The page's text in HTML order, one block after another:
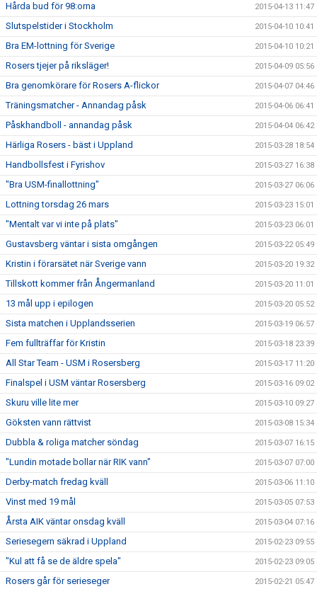
Hårda bud för 98:orna 2015-04-13 11:47
Slutspelstider i Stockholm 2015-04-10 10:41
Bra EM-lottning för Sverige 2015-04-10 10:21
Rosers tjejer på riksläger! 2015-04-09 05:56
Bra genomkörare för Rosers A-flickor 2015-04-07 04:46
Träningsmatcher - Annandag påsk 2015-04-06 06:41
Påskhandboll - annandag påsk 2015-04-04 06:42
Härliga Rosers - bäst i Uppland 2015-03-28 18:54
Handbollsfest i Fyrishov 2015-03-27 16:38
"Bra USM-finallottning" 2015-03-27 06:06
Lottning torsdag 26 mars 2015-03-23 15:01
"Mentalt var vi inte på plats" 2015-03-23 06:01
Gustavsberg väntar i sista omgången 2015-03-22 05:49
Kristin i förarsätet när Sverige vann 2015-03-20 19:32
Tillskott kommer från Ångermanland 2015-03-20 11:01
13 mål upp i epilogen 2015-03-20 05:52
Sista matchen i Upplandsserien 2015-03-19 06:57
Fem fullträffar för Kristin 2015-03-18 23:39
All Star Team - USM i Rosersberg 2015-03-17 11:20
Finalspel i USM väntar Rosersberg 2015-03-16 09:02
Skuru ville lite mer 2015-03-10 09:27
Göksten vann rättvist 2015-03-08 15:34
Dubbla & roliga matcher söndag 2015-03-07 16:15
"Lundin motade bollar när RIK vann" 2015-03-07 07:00
Derby-match fredag kväll 2015-03-06 11:10
Vinst med 19 mål 2015-03-05 07:53
Årsta AIK väntar onsdag kväll 2015-03-04 07:16
Seriesegern säkrad i Uppland 2015-02-23 09:55
"Kul att få se de äldre spela" 2015-02-23 09:05
Rosers går för serieseger 2015-02-21 05:47